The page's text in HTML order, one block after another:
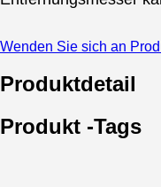
Wenden Sie sich an
Produktdetail
Produkt -Tags